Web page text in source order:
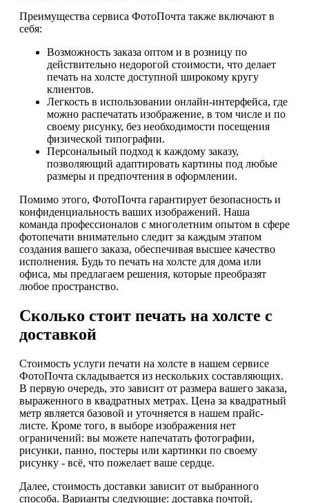
Преимущества сервиса ФотоПочта также включают в
себя:
Возможность заказа оптом и в розницу по
действительно недорогой стоимости, что делает
печать на холсте доступной широкому кругу
клиентов.
Легкость в использовании онлайн-интерфейса, где
можно распечатать изображение, в том числе и по
своему рисунку, без необходимости посещения
физической типографии.
Персональный подход к каждому заказу,
позволяющий адаптировать картины под любые
размеры и предпочтения в оформлении.
Помимо этого, ФотоПочта гарантирует безопасность и
конфиденциальность ваших изображений. Наша
команда профессионалов с многолетним опытом в сфере
фотопечати внимательно следит за каждым этапом
создания вашего заказа, обеспечивая высшее качество
исполнения. Будь то печать на холсте для дома или
офиса, мы предлагаем решения, которые преобразят
любое пространство.
Сколько стоит печать на холсте с
доставкой
Стоимость услуги печати на холсте в нашем сервисе
ФотоПочта складывается из нескольких составляющих.
В первую очередь, это зависит от размера вашего заказа,
выраженного в квадратных метрах. Цена за квадратный
метр является базовой и уточняется в нашем прайс-
листе. Кроме того, в выборе изображения нет
ограничений: вы можете напечатать фотографии,
рисунки, панно, постеры или картинки по своему
рисунку - всё, что пожелает ваше сердце.
Далее, стоимость доставки зависит от выбранного
способа. Варианты следующие: доставка почтой,